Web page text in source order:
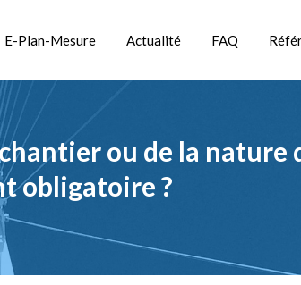
E-Plan-Mesure Actualité FAQ
ou de la nature
obligatoire ?